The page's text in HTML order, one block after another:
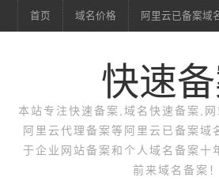
首页 域名价格 阿里云已备案域
快速
本站专注快速备案,域名快速备案,
阿里云代理备案等阿里云已备案域
于企业网站备案和个人域名备案十
前来域名备案！